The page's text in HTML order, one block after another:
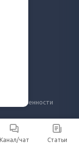
Канал/чат Статьи